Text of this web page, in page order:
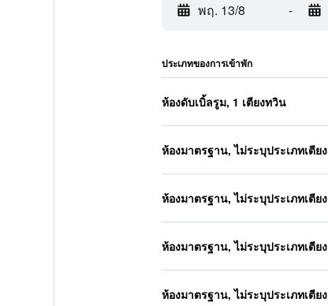
พฤ. 13/8 -
ประเภทของการเข้าพัก
ห้องดับเบิ้ลรูม, 1 เตียงทวิน
ห้องมาตรฐาน, ไม่ระบุประเภทเตียง
ห้องมาตรฐาน, ไม่ระบุประเภทเตียง
ห้องมาตรฐาน, ไม่ระบุประเภทเตียง
ห้องมาตรฐาน, ไม่ระบุประเภทเตียง